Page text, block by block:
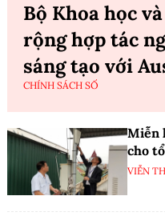
Bộ Khoa học
rộng hợp tác
sáng tạo với
CHÍNH SÁCH SỐ
Miễn
cho
VIỄN